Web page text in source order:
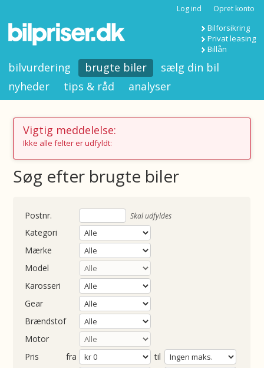
Log ind Opret konto
Bilforsikring
Privat leasing
Billån
bilvurdering brugte biler
sælg din bil
nyheder
tips & råd analyser
Vigtig meddelelse:
Ikke alle felter er udfyldt:
Søg efter brugte biler
Skal udfyldes
Kategori
Mærke
Model
Karosseri
Gear
Brændstof
Motor
Pris
fra
til